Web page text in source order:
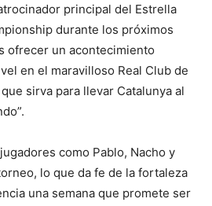
principal del Estrella
durante los próximos
ofrecer un acontecimiento
en el maravilloso Real Club de
sirva para llevar Catalunya al
como Pablo, Nacho y
lo que da fe de la fortaleza
una semana que promete ser